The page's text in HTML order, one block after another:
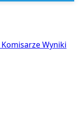
KomisarzeWyniki